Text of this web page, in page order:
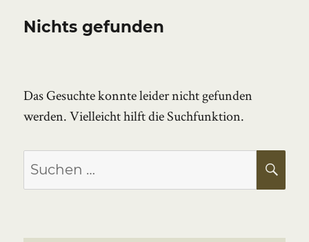
Nichts gefunden
Das Gesuchte konnte leider nicht gefunden
werden. Vielleicht hilft die Suchfunktion.
Suchen
nach: